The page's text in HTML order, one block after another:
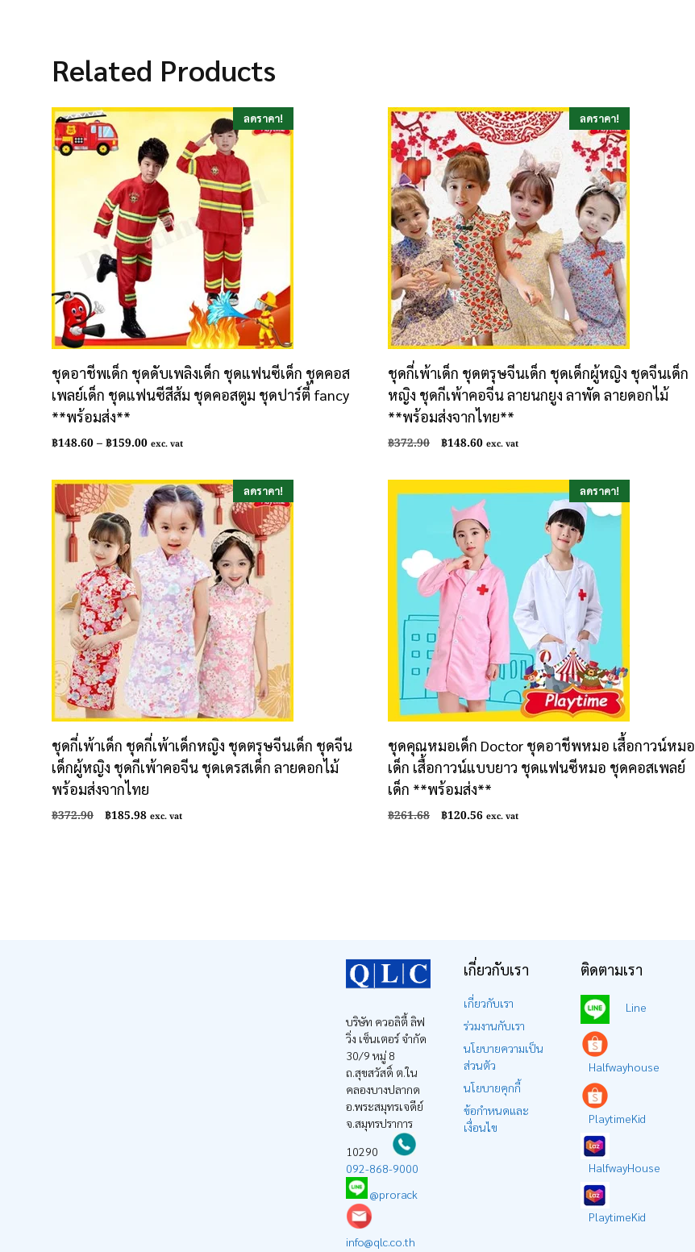
Related Products
ลดราคา!
ชุดอาชีพเด็ก ชุดดับเพลิงเด็ก ชุดแฟนซีเด็ก ชุดคอส
เพลย์เด็ก ชุดแฟนซีสีส้ม ชุดคอสตูม ชุดปาร์ตี้ fancy
**พร้อมส่ง**
฿148.60–฿159.00Price
through
฿159.00
exc. vat
ลดราคา!
ชุดกี่เพ้าเด็ก ชุดตรุษจีนเด็ก ชุดเด็กผู้หญิง ชุดจีนเด็ก
หญิง ชุดกีเพ้าคอจีน ลายนกยูง ลาพัด ลายดอกไม้
**พร้อมส่งจากไทย**
฿372.90
Original
฿372.90.
฿148.60Current
฿148.60.
exc. vat
ลดราคา!
ชุดกี่เพ้าเด็ก ชุดกี่เพ้าเด็กหญิง ชุดตรุษจีนเด็ก ชุดจีน
เด็กผู้หญิง ชุดกีเพ้าคอจีน ชุดเดรสเด็ก ลายดอกไม้
พร้อมส่งจากไทย
฿372.90
Original
฿185.98Current
exc. vat
ลดราคา!
ชุดคุณหมอเด็ก Doctor ชุดอาชีพหมอ เสื้อกาวน์หมอ
เด็ก เสื้อกาวน์แบบยาว ชุดแฟนซีหมอ ชุดคอสเพลย์
เด็ก **พร้อมส่ง**
฿261.68
Original
฿120.56Current
exc. vat
บริษัท ควอลิตี้ ลิฟ
วิ่ง เซ็นเตอร์ จำกัด
30/9 หมู่ 8
ถ.สุขสวัสดิ์ ต.ใน
คลองบางปลากด
อ.พระสมุทรเจดีย์
จ.สมุทรปราการ
10290
092-868-9000
@prorack
info@qlc.co.th
เกี่ยวกับเรา
เกี่ยวกับเรา
ร่วมงานกับเรา
นโยบายความเป็น
ส่วนตัว
นโยบายคุกกี้
ข้อกำหนดและ
เงื่อนไข
ติดตามเรา
Line
Halfwayhouse
PlaytimeKid
HalfwayHouse
PlaytimeKid